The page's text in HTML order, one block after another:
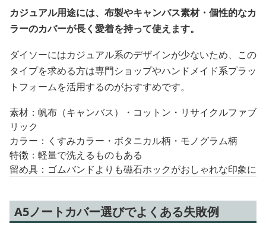
カジュアル用途には、布製やキャンバス素材・個性的なカ
ラーのカバーが長く愛着を持って使えます。
ダイソーにはカジュアル系のデザインが少ないため、この
タイプを求める方は専門ショップやハンドメイド系プラッ
トフォームを活用するのがおすすめです。
素材：帆布（キャンバス）・コットン・リサイクルファブ
リック
カラー：くすみカラー・ボタニカル柄・モノグラム柄
特徴：軽量で洗えるものもある
留め具：ゴムバンドよりも磁石ホックがおしゃれな印象に
A5ノートカバー選びでよくある失敗例